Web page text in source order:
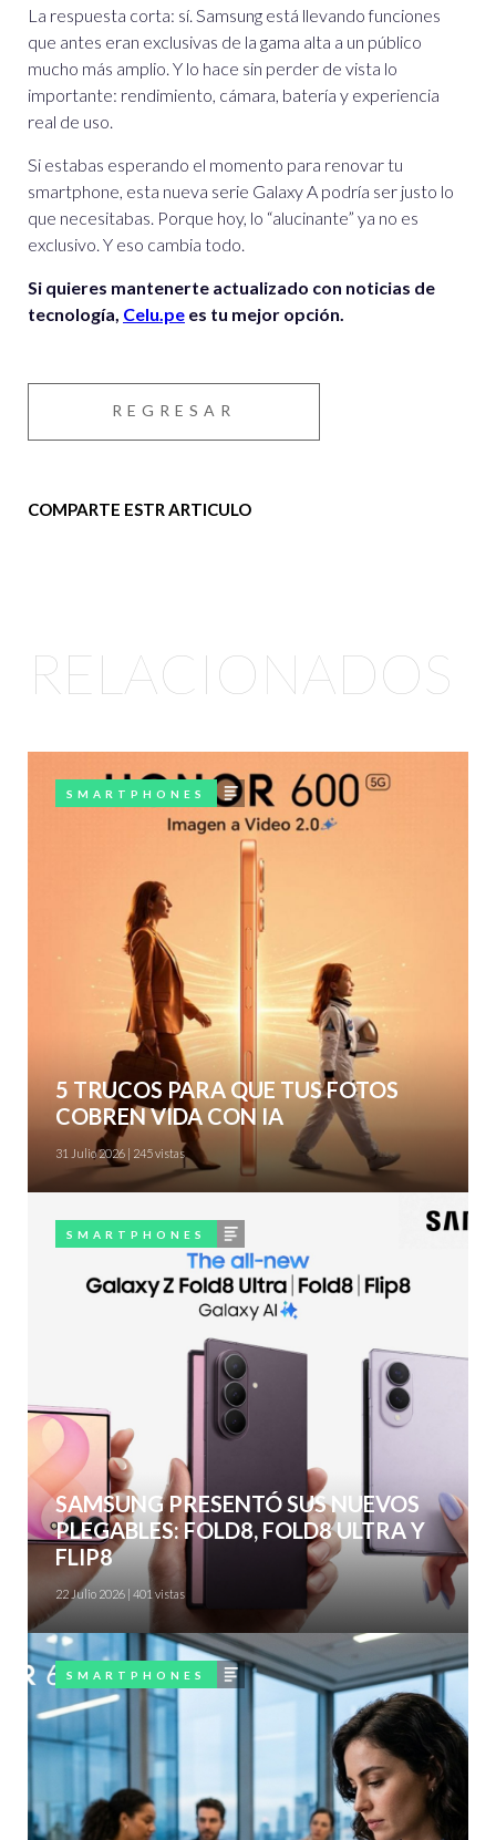
La respuesta corta: sí. Samsung está llevando funciones
que antes eran exclusivas de la gama alta a un público
mucho más amplio. Y lo hace sin perder de vista lo
importante: rendimiento, cámara, batería y experiencia
real de uso.
Si estabas esperando el momento para renovar tu
smartphone, esta nueva serie Galaxy A podría ser justo lo
que necesitabas. Porque hoy, lo “alucinante” ya no es
exclusivo. Y eso cambia todo.
Si quieres mantenerte actualizado con noticias de
tecnología, Celu.pe es tu mejor opción.
REGRESAR
COMPARTE ESTR ARTICULO
RELACIONADOS
SMARTPHONES
articulo
5 TRUCOS PARA QUE TUS FOTOS
COBREN VIDA CON IA
31 Julio 2026 | 245 vistas
SMARTPHONES
articulo
SAMSUNG PRESENTÓ SUS NUEVOS
PLEGABLES: FOLD8, FOLD8 ULTRA Y
FLIP8
22 Julio 2026 | 401 vistas
SMARTPHONES
articulo